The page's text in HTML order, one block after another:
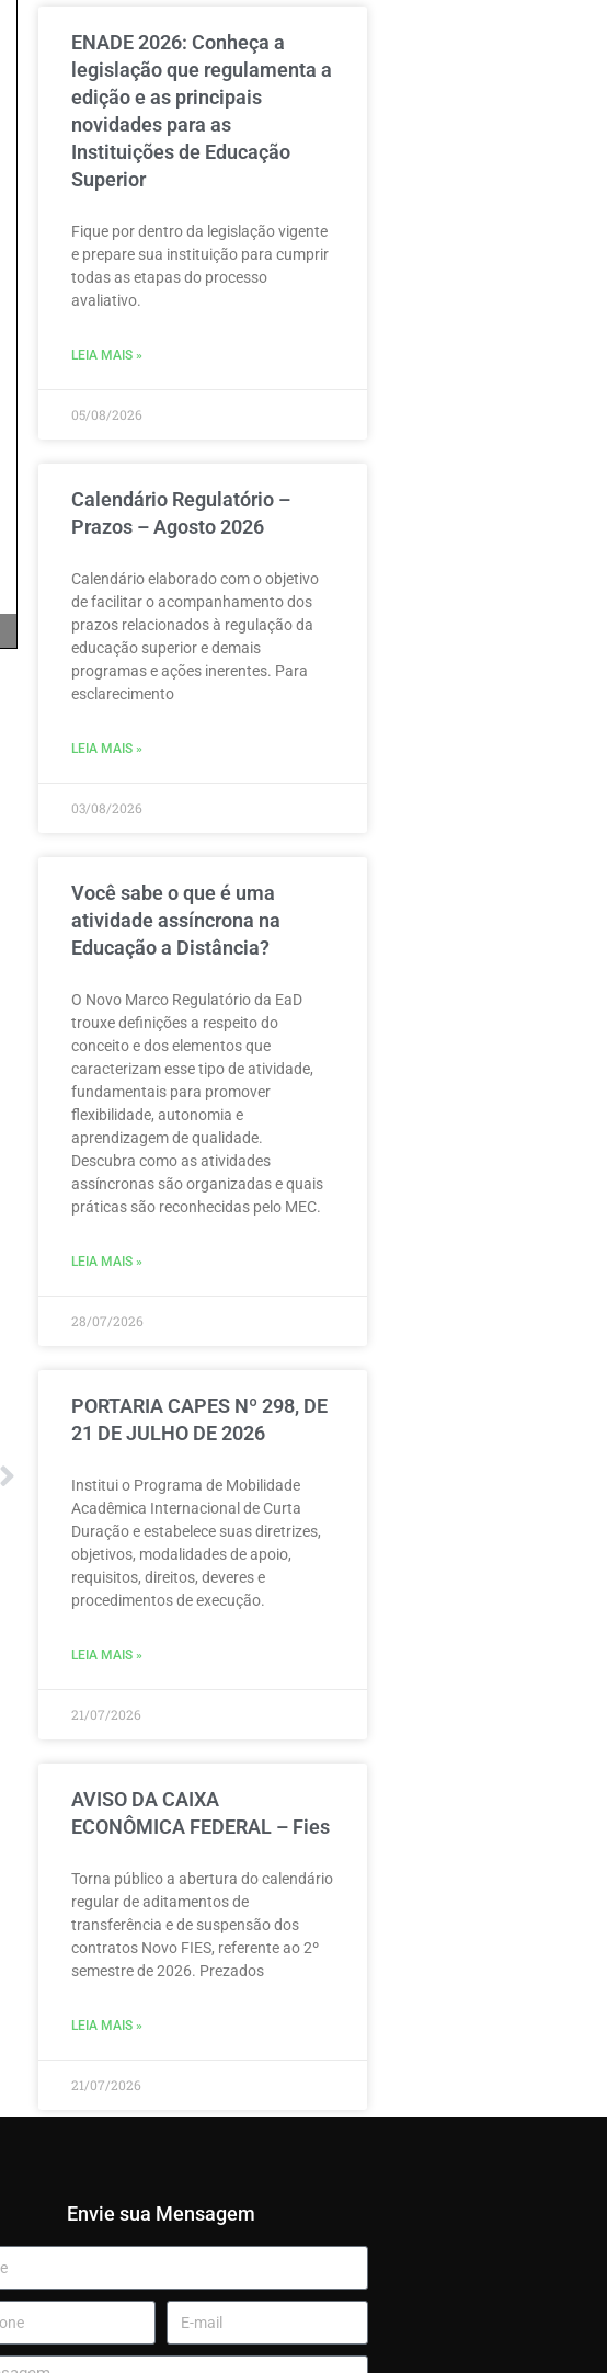
ENADE 2026: Conheça a
legislação que regulamenta a
edição e as principais
novidades para as
Instituições de Educação
Superior
Fique por dentro da legislação vigente
e prepare sua instituição para cumprir
todas as etapas do processo
avaliativo.
LEIA MAIS »
05/08/2026
Calendário Regulatório –
Prazos – Agosto 2026
Calendário elaborado com o objetivo
de facilitar o acompanhamento dos
prazos relacionados à regulação da
educação superior e demais
programas e ações inerentes. Para
esclarecimento
LEIA MAIS »
03/08/2026
Você sabe o que é uma
atividade assíncrona na
Educação a Distância?
O Novo Marco Regulatório da EaD
trouxe definições a respeito do
conceito e dos elementos que
caracterizam esse tipo de atividade,
fundamentais para promover
flexibilidade, autonomia e
aprendizagem de qualidade.
Descubra como as atividades
assíncronas são organizadas e quais
práticas são reconhecidas pelo MEC.
LEIA MAIS »
28/07/2026
PORTARIA CAPES Nº 298, DE
21 DE JULHO DE 2026
Institui o Programa de Mobilidade
Acadêmica Internacional de Curta
Duração e estabelece suas diretrizes,
objetivos, modalidades de apoio,
requisitos, direitos, deveres e
procedimentos de execução.
LEIA MAIS »
21/07/2026
AVISO DA CAIXA
ECONÔMICA FEDERAL – Fies
Torna público a abertura do calendário
regular de aditamentos de
transferência e de suspensão dos
contratos Novo FIES, referente ao 2º
semestre de 2026. Prezados
LEIA MAIS »
21/07/2026
Envie sua Mensagem